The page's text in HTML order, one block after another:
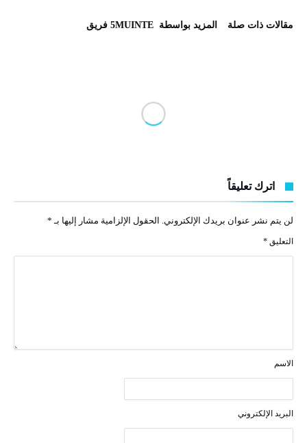
‫مقالات ذات صلة‬ ‫‫المزيد بواسطة‬ ‬ 5MUINTE فريق
اترك تعليقاً
لن يتم نشر عنوان بريدك الإلكتروني. الحقول الإلزامية مشار إليها بـ *
التعليق *
الاسم
البريد الإلكتروني